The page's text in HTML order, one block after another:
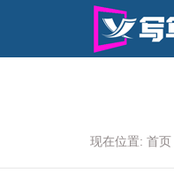
现在位置: 首页